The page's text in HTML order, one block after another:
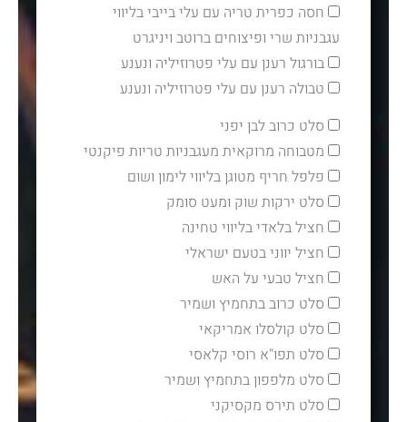
חסה כפרית טריה עם עלי בייבי בליווי
עגבניות שרי ופיצוחים ברוטב ויניגרט
בורגול רענן עם עלי פטרוזיליה ונענע
טבולה רענן עם עלי פטרוזיליה ונענע
סלט כרוב לבן יפני
מטבוחה מרוקאית מעגבניות טריות פיקנטי
פלפל חריף מטוגן בליווי לימון ושום
סלט ירקות שוק ומעט סומק
חציל בלאדי בליווי טחינה
חציל יווני בטעם ישראלי
חציל טבעי על האש
סלט כרוב בתחמיץ ושמיר
סלט קולסלו אמריקאי
סלט תפו"א רוסי קלאסי
סלט מלפפון בתחמיץ ושמיר
סלט תירס מקסיקני